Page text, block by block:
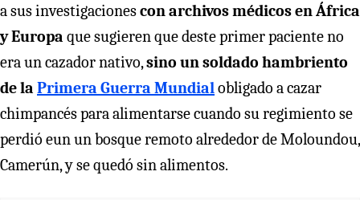
a sus investigacionescon archivos médicos en África
y Europa que sugieren que deste primer paciente no
era un cazador nativo,sino un soldado hambriento
de la Primera Guerra Mundial obligado a cazar
chimpancés para alimentarse cuando su regimiento se
perdió eun un bosque remoto alrededor de Moloundou,
Camerún, y se quedó sin alimentos.